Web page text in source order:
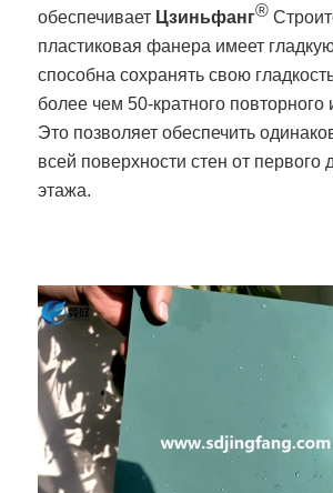
обеспечивает Цзиньфанг®
пластиковая фанера имеет
способна сохранять свою
более чем 50-кратного повторного
Это позволяет обеспечить
всей поверхности стен от первого
этажа.